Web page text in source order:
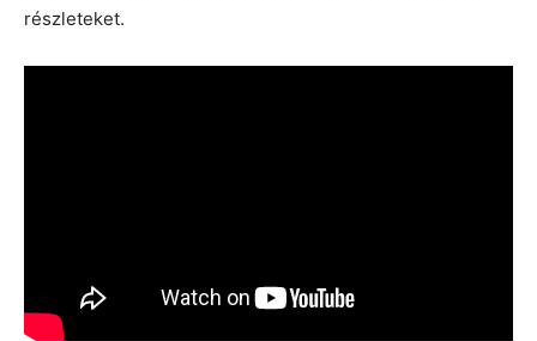
részleteket.